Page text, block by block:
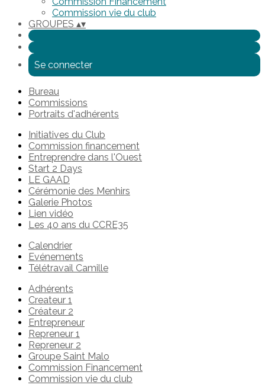
Commission vie du club
GROUPES ▴▾
Se connecter
Bureau
Commissions
Portraits d'adhérents
Initiatives du Club
Commission financement
Entreprendre dans l'Ouest
Start 2 Days
LE GAAD
Cérémonie des Menhirs
Galerie Photos
Lien vidéo
Les 40 ans du CCRE35
Calendrier
Evénements
Télétravail Camille
Adhérents
Createur 1
Créateur 2
Entrepreneur
Repreneur 1
Repreneur 2
Groupe Saint Malo
Commission Financement
Commission vie du club